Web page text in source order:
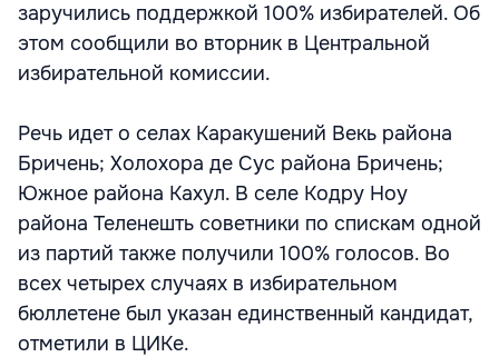
заручились поддержкой 100% избирателей. Об
этом сообщили во вторник в Центральной
избирательной комиссии.
Речь идет о селах Каракушений Векь района
Бричень; Холохора де Сус района Бричень;
Южное района Кахул. В селе Кодру Ноу
района Теленешть советники по спискам одной
из партий также получили 100% голосов. Во
всех четырех случаях в избирательном
бюллетене был указан единственный кандидат,
отметили в ЦИКе.